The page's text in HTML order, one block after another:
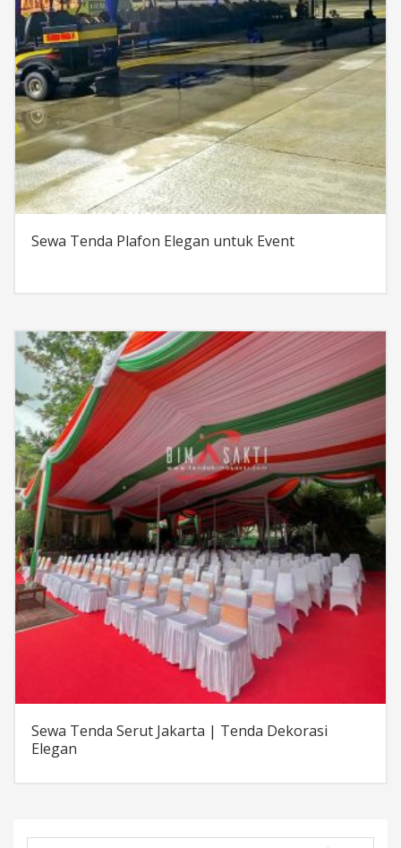
Sewa Tenda Plafon Elegan untuk Event
Sewa Tenda Serut Jakarta | Tenda Dekorasi
Elegan